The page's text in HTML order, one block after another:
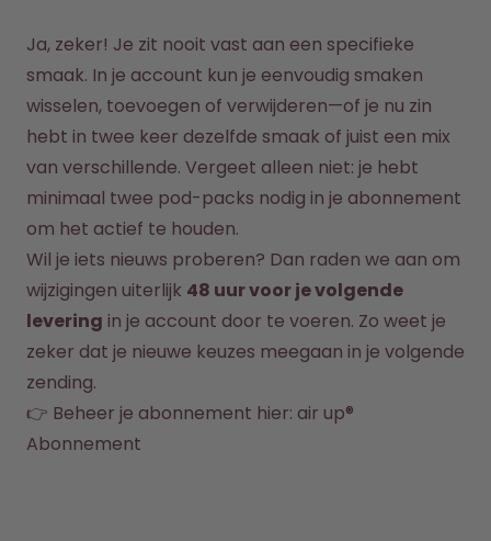
Zeg hallo tegen de "O"
Hoe het werkt
Support & FAQ
Vergelijk de flessen
Ja, zeker! Je zit nooit vast aan een specifieke
smaak. In je account kun je eenvoudig smaken
wisselen, toevoegen of verwijderen—of je nu zin
hebt in twee keer dezelfde smaak of juist een mix
van verschillende. Vergeet alleen niet: je hebt
minimaal twee pod-packs nodig in je abonnement
om het actief te houden.
Wil je iets nieuws proberen? Dan raden we aan om
wijzigingen uiterlijk 48 uur voor je volgende
levering in je account door te voeren. Zo weet je
zeker dat je nieuwe keuzes meegaan in je volgende
zending.
👉 Beheer je abonnement hier: air up®
Abonnement